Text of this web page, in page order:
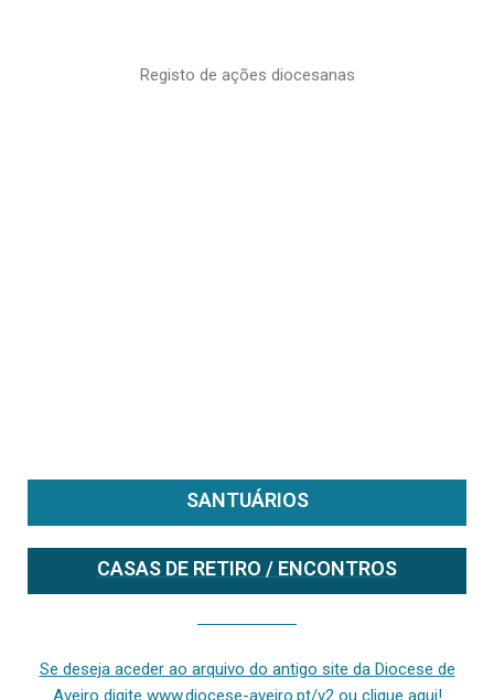
Registo de ações diocesanas
SANTUÁRIOS
CASAS DE RETIRO / ENCONTROS
Se deseja aceder ao arquivo do antigo site da Diocese de
Aveiro digite www.diocese-aveiro.pt/v2 ou clique aqui!